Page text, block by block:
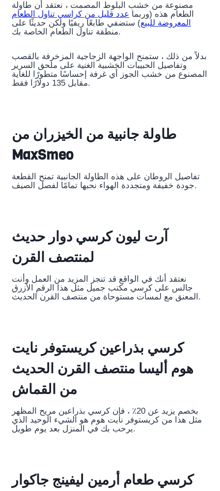
مصنوعة من خشب البلوط المصمت ، نعتقد أن طاولة
الطعام هذه (وربما عدد قليل من كراسي تناول الطعام
المعروضة للبيع) ستضفي طابعًا ريفيًا ولكن حديثًا على
منطقة تناول الطعام الخاصة بك.
بدلاً من ذلك ، ستمنح الواجهة الزجاجية المزخرفة بالقصب
وتفاصيل الحبيبات الخشبية الغنية على ملحق السرير
المصنوع من خشب الجوز أي غرفة إحساسًا متطورًا للغاية
مقابل 135 دولارًا فقط.
طاولة جانبية من الخيزران من
MaxSmeo
تفاصيل الروطان على هذه الطاولة الجانبية تمنح القطعة
جودة خفيفة ومتجددة الهواء نحبها تمامًا لفصل الصيف.
آرت ليون كرسي دوار حديث
لمنتصف القرن
نعتقد أنك في الواقع قد تنجز المزيد من العمل وأنت
جالس على كرسي مكتب جميل مثل هذا الرقم الأزرق
المعنق مع لمسات مستوحاة من منتصف القرن الحديث.
كرسي بذراعين كريستوفر نايت
هوم أليسا منتصف القرن الحديث
من القماش
بخصم يزيد عن 20٪ ، فإن كرسي بذراعين مريح المظهر
مثل هذا من كريستوفر نايت هوم هو الشيء الوحيد الذي
يرحب بك في المنزل بعد يوم طويل.
كرسي طعام أرمين ليفينج جاكوار